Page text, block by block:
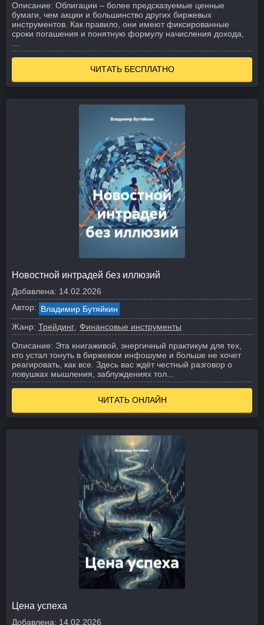
Описание: Облигации – более предсказуемые ценные
бумаги, чем акции и большинство других биржевых
инструментов. Как правило, они имеют фиксированные
сроки погашения и понятную формулу начисления дохода,
ЧИТАТЬ БЕСПЛАТНО
Новостной интрадей без иллюзий
Добавлена: 14.02.2026
Автор: Владимир Бутяйкин
Жанр: Трейдинг Финансовые инструменты
Описание: Эта книгаживой, энергичный практикум для тех,
кто устал тонуть в биржевом инфошуме и больше не хочет
реагировать, как все. Здесь вас ждёт честный разговор о
ловушках мышления, заблуждениях тол...
ЧИТАТЬ ОНЛАЙН
Цена успеха
Добавлена: 14.02.2026